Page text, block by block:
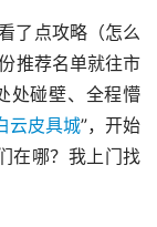
了点攻略（怎么
推荐名单就往市
处碰壁、全程懵
云皮具城”，开始
在哪？我上门找